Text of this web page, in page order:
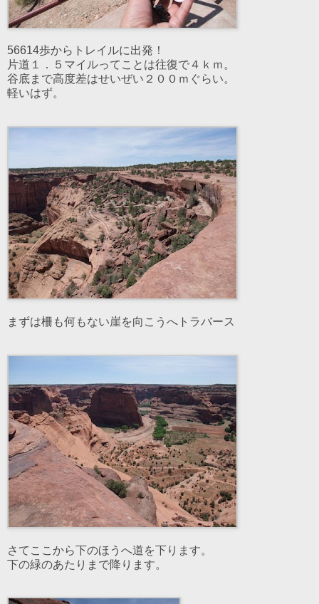
56614歩からトレイルに出発！
片道１．５マイルってことは往復で４ｋｍ。
谷底まで高度差はせいぜい２００ｍぐらい。
軽いはず。
まずは柵も何もない崖を向こうへトラバース
さてここから下のほうへ道を下ります。
下の緑のあたりまで降ります。